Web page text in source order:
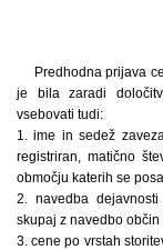
Predhodna prijava
je bila zaradi
vsebovati tudi:
1. ime in sedež
registriran, matično
območju katerih se
2. navedba
skupaj z navedbo
3. cene po vrstah